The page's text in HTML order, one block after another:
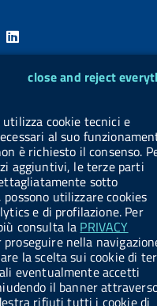
module
close and reject
cookie tecnici e
al suo
è richiesto il consenso.
aggiuntivi, le terze parti
sotto
utilizzare cookies
e di profilazione. Per
consulta la PRIVACY
proseguire nella
la scelta sui cookie di
eventualmente accetti
il banner
rifiuti tutti i cookie di
Y
o
u
b
e
i
e
d
i
n